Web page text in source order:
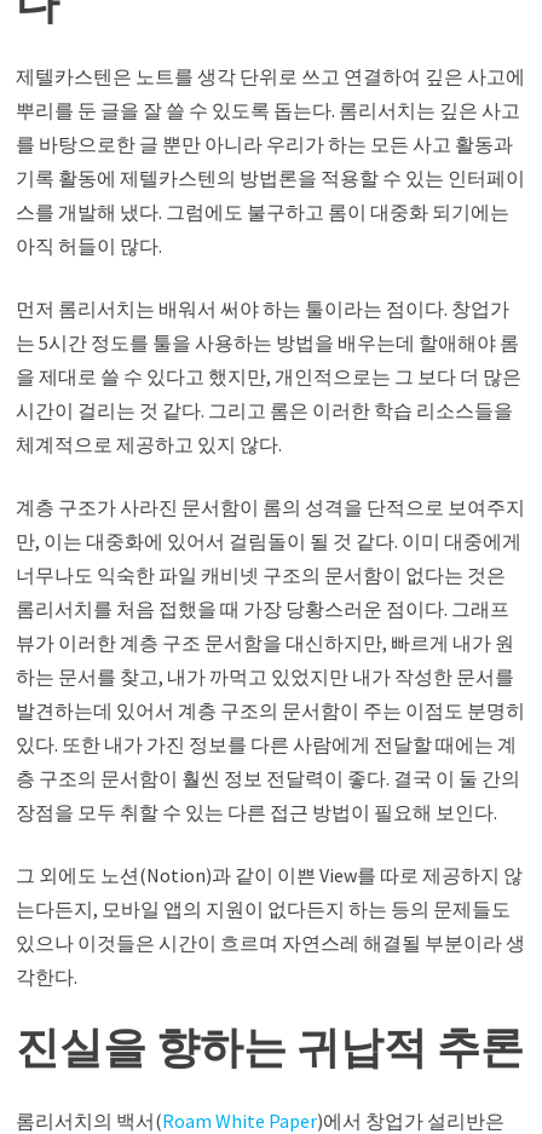
제텔카스텐은 노트를 생각 단위로 쓰고 연결하여 깊은 사고에
뿌리를 둔 글을 잘 쓸 수 있도록 돕는다. 롬리서치는 깊은 사고
를 바탕으로한 글 뿐만 아니라 우리가 하는 모든 사고 활동과
기록 활동에 제텔카스텐의 방법론을 적용할 수 있는 인터페이
스를 개발해 냈다. 그럼에도 불구하고 롬이 대중화 되기에는
아직 허들이 많다.
먼저 롬리서치는 배워서 써야 하는 툴이라는 점이다. 창업가
는 5시간 정도를 툴을 사용하는 방법을 배우는데 할애해야 롬
을 제대로 쓸 수 있다고 했지만, 개인적으로는 그 보다 더 많은
시간이 걸리는 것 같다. 그리고 롬은 이러한 학습 리소스들을
체계적으로 제공하고 있지 않다.
계층 구조가 사라진 문서함이 롬의 성격을 단적으로 보여주지
만, 이는 대중화에 있어서 걸림돌이 될 것 같다. 이미 대중에게
너무나도 익숙한 파일 캐비넷 구조의 문서함이 없다는 것은
롬리서치를 처음 접했을 때 가장 당황스러운 점이다. 그래프
뷰가 이러한 계층 구조 문서함을 대신하지만, 빠르게 내가 원
하는 문서를 찾고, 내가 까먹고 있었지만 내가 작성한 문서를
발견하는데 있어서 계층 구조의 문서함이 주는 이점도 분명히
있다. 또한 내가 가진 정보를 다른 사람에게 전달할 때에는 계
층 구조의 문서함이 훨씬 정보 전달력이 좋다. 결국 이 둘 간의
장점을 모두 취할 수 있는 다른 접근 방법이 필요해 보인다.
그 외에도 노션(Notion)과 같이 이쁜 View를 따로 제공하지 않
는다든지, 모바일 앱의 지원이 없다든지 하는 등의 문제들도
있으나 이것들은 시간이 흐르며 자연스레 해결될 부분이라 생
각한다.
진실을 향하는 귀납적 추론
롬리서치의 백서(Roam White Paper)에서 창업가 설리반은